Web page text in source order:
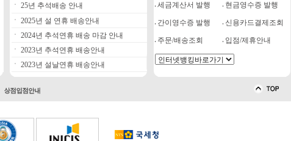
ㆍ 25년 추석배송 안내
ㆍ 2025년 설 연휴 배송안내
ㆍ 2024년 추석연휴 배송 마감 안내
ㆍ 2023년 추석연휴 배송안내
ㆍ 2023년 설날연휴 배송안내
세금계산서 발행 현금영수증 발행
간이영수증 발행 신용카드결제조회
주문/배송조회 입점/제휴안내